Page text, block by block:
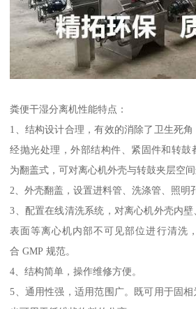
粪便干湿分离机性能特点：
1、结构设计合理，有效的消除了卫生死
经抛光处理，外部结构件、紧固件和转鼓
为翻盖式，可对离心机外壳与转鼓夹层空间
2、外壳翻盖，设置进料管、洗涤管、照明
3、配置在线清洗系统，对离心机外壳内
表面等离心机内部不可见部位进行清洗
合 GMP 规范。
4、结构简单，操作维修方便。
5、通用性强，适用范围广。既可用于固相